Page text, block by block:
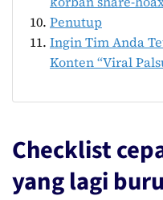
Penutup
Ingin Tim Anda
Konten “Viral
Checklist
yang lagi